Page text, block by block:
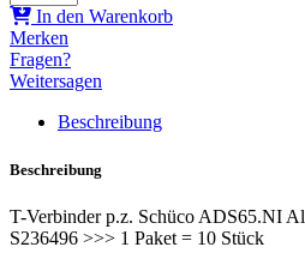
In den Warenkorb
Merken
Fragen?
Weitersagen
Beschreibung
Beschreibung
T-Verbinder p.z. Schüco ADS65.NI
S236496 >>> 1 Paket = 10 Stück